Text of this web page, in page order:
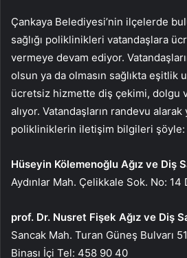
Çankaya Belediyesi’nin ilçelerde
sağlığı poliklinikleri vatandaşlara
vermeye devam ediyor.
olsun ya da olmasın sağlıkta eşitlik
ücretsiz hizmette diş çekimi, dolgu
alıyor. Vatandaşların randevu
polikliniklerin iletişim bilgileri şöyle:
Hüseyin Kölemenoğlu Ağız ve Diş
Aydınlar Mah. Çelikkale Sok. No:
prof. Dr. Nusret Fişek Ağız ve Diş
Sancak Mah. Turan Güneş Bulvarı
Binası İçi Tel: 458 90 40